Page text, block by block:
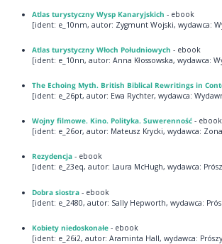
Atlas turystyczny Wysp Kanaryjskich - ebook
[ident: e_10nm, autor: Zygmunt Wojski, wydawca:
Atlas turystyczny Włoch Południowych - ebook
[ident: e_10nn, autor: Anna Kłossowska, wydawca:
The Echoing Myth. British Biblical Rewritings in
[ident: e_26pt, autor: Ewa Rychter, wydawca:
Wojny filmowe. Kino. Polityka. Suwerenność- ebook
[ident: e_26or, autor: Mateusz Krycki, wydawca:
Rezydencja - ebook
[ident: e_23eq, autor: Laura McHugh, wydawca:
Dobra siostra- ebook
[ident: e_2480, autor: Sally Hepworth, wydawca:
Kobiety niedoskonałe- ebook
[ident: e_26i2, autor: Araminta Hall, wydawca: